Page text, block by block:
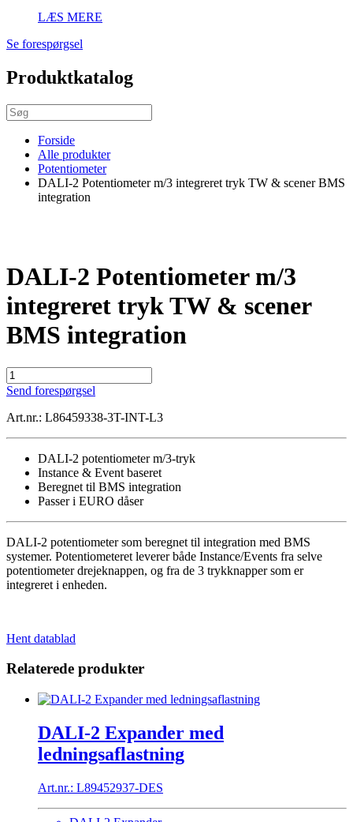
LÆS MERE
Se forespørgsel
Produktkatalog
Forside
Alle produkter
Potentiometer
DALI-2 Potentiometer m/3 integreret tryk TW & scener BMS
integration
DALI-2 Potentiometer m/3
integreret tryk TW & scener
BMS integration
DALI-
2
Potentiometer
m/3
scener
BMS
Send forespørgsel
Art.nr.: L86459338-3T-INT-L3
DALI-2 potentiometer m/3-tryk
Instance & Event baseret
Beregnet til BMS integration
Passer i EURO dåser
DALI-2 potentiometer som beregnet til integration med BMS
systemer. Potentiometeret leverer både Instance/Events fra selve
potentiometer drejeknappen, og fra de 3 trykknapper som er
integreret i enheden.
Hent datablad
Relaterede produkter
DALI-2 Expander med
ledningsaflastning
Art.nr.: L89452937-DES